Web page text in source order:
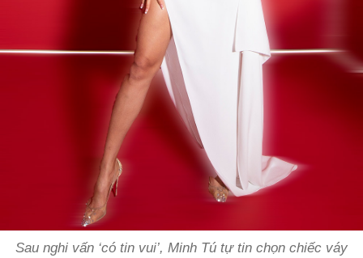
Sau nghi vấn ‘có tin vui’, Minh Tú tự tin chọn chiếc váy